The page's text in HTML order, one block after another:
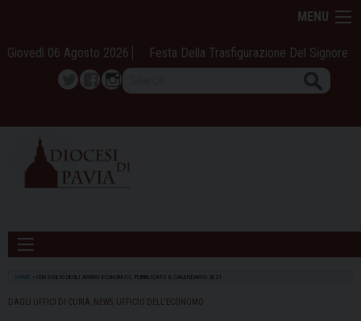
content
MENU
Giovedì 06 Agosto 2026 Festa Della Trasfigurazione Del Signore
TwitterFacebook
Instagram
HOME CONSIGLIO DEGLI AFFARI ECONOMICI, PUBBLICATO IL CALENDARIO 2021
DAGLI UFFICI DI CURIA NEWS UFFICIO DELL'ECONOMO